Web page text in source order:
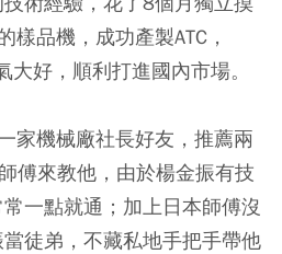
品機，成功產製ATC，
好，順利打進國內市場。
家機械廠社長好友，推薦兩
傅來教他，由於楊金振有技
一點就通；加上日本師傅沒
徒弟，不藏私地手把手帶他